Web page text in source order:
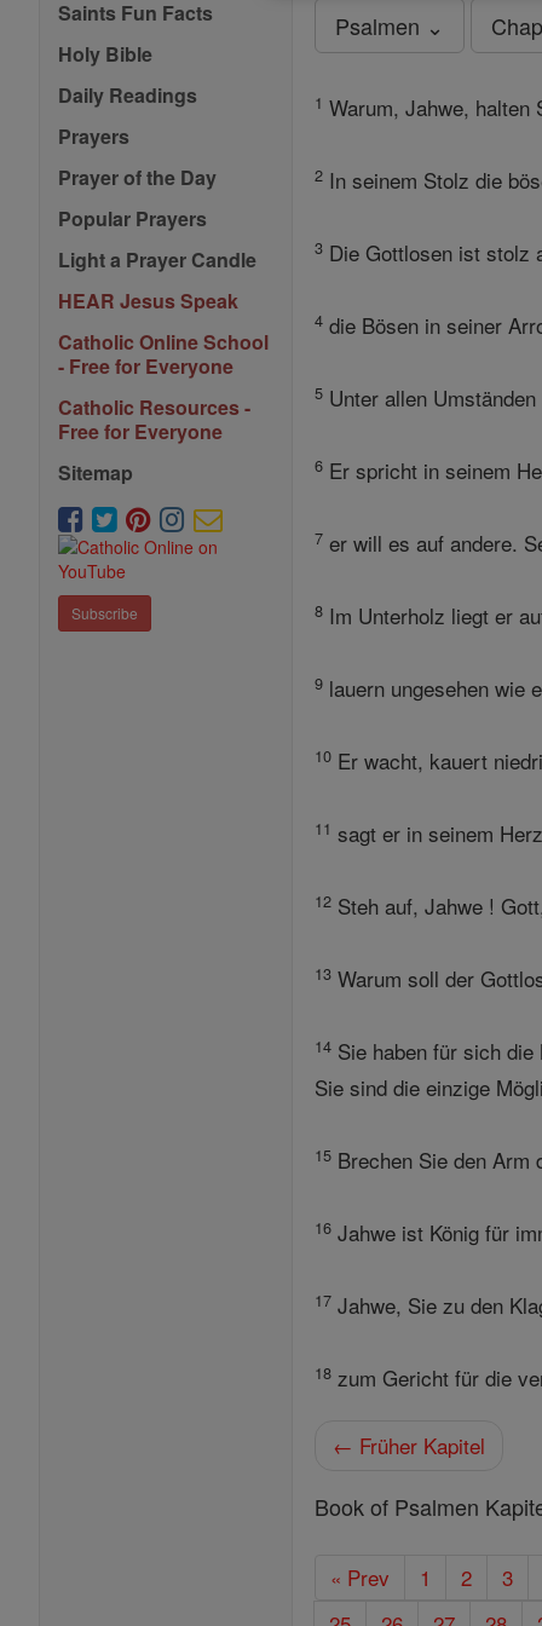
Saints Fun Facts
Holy Bible
Daily Readings
Prayers
Prayer of the Day
Popular Prayers
Light a Prayer Candle
HEAR Jesus Speak
Catholic Online School
- Free for Everyone
Catholic Resources -
Free for Everyone
Sitemap
Subscribe
Psalmen ⌄
1 Warum, Jahwe, halten
2 In seinem Stolz die
3 Die Gottlosen ist stolz
4 die Bösen in seiner
5 Unter allen
6 Er spricht in seinem
7 er will es auf andere.
8 Im Unterholz liegt er
9 lauern ungesehen wie
10 Er wacht, kauert
11 sagt er in seinem
12 Steh auf, Jahwe !
13 Warum soll der
14 Sie haben für sich
Sie sind die einzige
15 Brechen Sie den Arm
16 Jahwe ist König für
17 Jahwe, Sie zu den
18 zum Gericht für die
← Früher Kapitel
Book of Psalmen
« Prev 1 2
3